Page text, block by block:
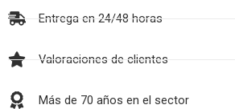
Entrega en 24/48 horas
Valoraciones de clientes
Más de 70 años en el sector